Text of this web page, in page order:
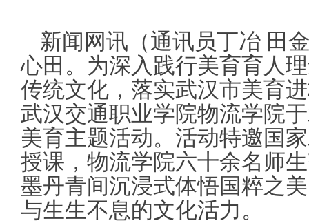
新闻网讯（通讯员丁冶 田
心田。为深入践行美育育人
传统文化，落实武汉市美育
武汉交通职业学院物流学院
美育主题活动。活动特邀国
授课，物流学院六十余名师
墨丹青间沉浸式体悟国粹之
与生生不息的文化活力。